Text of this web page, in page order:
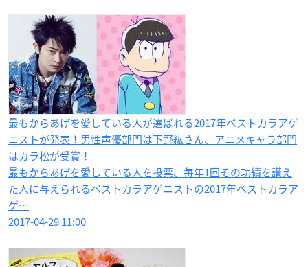
最もからあげを愛している人が選ばれる2017年ベストカラアゲ
ニストが発表！男性声優部門は下野紘さん、アニメキャラ部門
はカラ松が受賞！
最もからあげを愛している人を投票、毎年1回その功績を讃え
た人に与えられるベストカラアゲニストの2017年ベストカラア
ゲ…
2017-04-29 11:00